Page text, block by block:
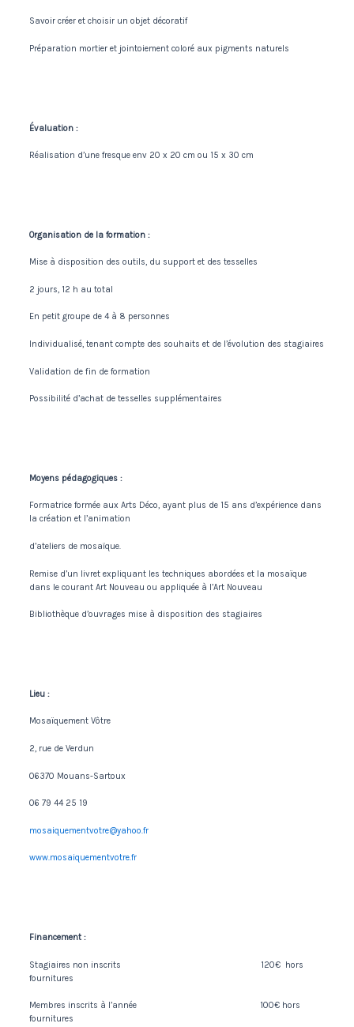
Savoir créer et choisir un objet décoratif
Préparation mortier et jointoiement coloré aux pigments naturels
Évaluation :
Réalisation d’une fresque env 20 x 20 cm ou 15 x 30 cm
Organisation de la formation :
Mise à disposition des outils, du support et des tesselles
2 jours, 12 h au total
En petit groupe de 4 à 8 personnes
Individualisé, tenant compte des souhaits et de l’évolution des stagiaires
Validation de fin de formation
Possibilité d’achat de tesselles supplémentaires
Moyens pédagogiques :
Formatrice formée aux Arts Déco, ayant plus de 15 ans d’expérience dans
la création et l’animation
d’ateliers de mosaïque.
Remise d’un livret expliquant les techniques abordées et la mosaïque
dans le courant Art Nouveau ou appliquée à l’Art Nouveau
Bibliothèque d’ouvrages mise à disposition des stagiaires
Lieu :
Mosaïquement Vôtre
2, rue de Verdun
06370 Mouans-Sartoux
06 79 44 25 19
mosaiquementvotre@yahoo.fr
www.mosaiquementvotre.fr
Financement :
Stagiaires non inscrits 120€ hors
fournitures
Membres inscrits à l’année 100€ hors
fournitures